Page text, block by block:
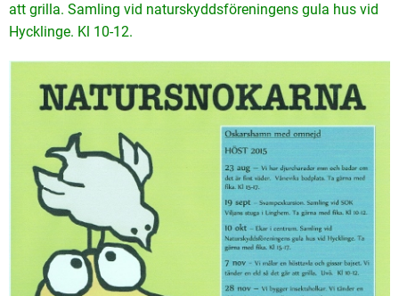
att grilla. Samling vid naturskyddsföreningens gula hus vid
Hycklinge. Kl 10-12.